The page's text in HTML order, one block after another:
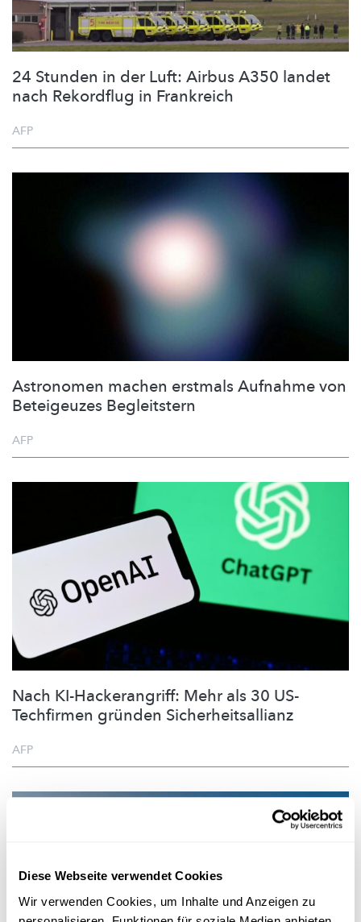
Diese Webseite verwendet Cookies
Wir verwenden Cookies, um Inhalte und Anzeigen zu
24 Stunden in der Luft: Airbus A350 landet
nach Rekordflug in Frankreich
AFP
Astronomen machen erstmals Aufnahme von
Beteigeuzes Begleitstern
AFP
Nach KI-Hackerangriff: Mehr als 30 US-
Techfirmen gründen Sicherheitsallianz
AFP